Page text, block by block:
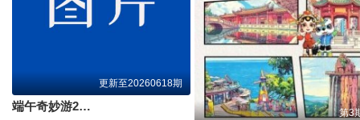
更新至20260618期
端午奇妙游2026 第3